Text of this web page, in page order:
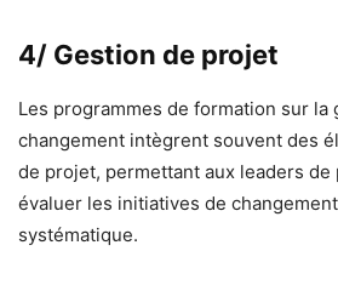
4/ Gestion de projet
Les programmes de formation sur la
changement intègrent souvent des
de projet, permettant aux leaders
évaluer les initiatives de
systématique.